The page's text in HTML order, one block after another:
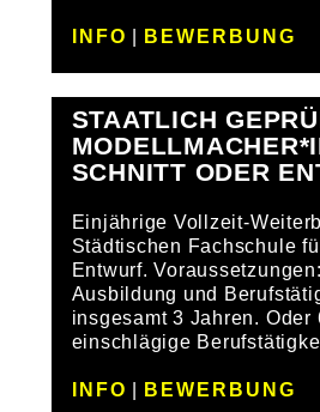
INFO BEWERBUNG
STAATLICH
SCHNITT ODER
Einjährige Vollzeit-
Städtischen Fachschule
Entwurf.
Ausbildung und
insgesamt 3 Jahren. Oder
einschlägige
INFO BEWERBUNG